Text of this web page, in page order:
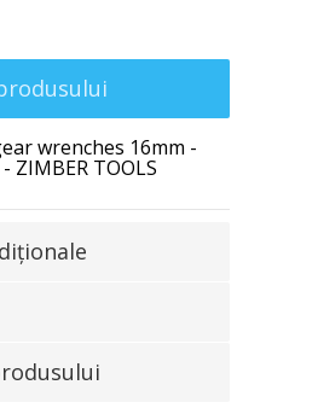
wrenches 16mm -
ZIMBER TOOLS